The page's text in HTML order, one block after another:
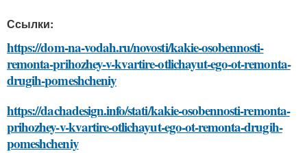
Ссылки:
https://dom-na-vodah.ru/novosti/kakie-osobennosti-
remonta-prihozhey-v-kvartire-otlichayut-ego-ot-remonta-
drugih-pomeshcheniy
https://dachadesign.info/stati/kakie-osobennosti-remonta-
prihozhey-v-kvartire-otlichayut-ego-ot-remonta-drugih-
pomeshcheniy